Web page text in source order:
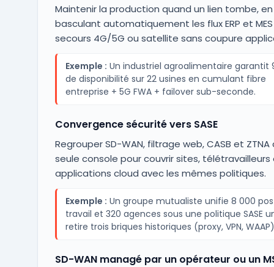
Maintenir la production quand un lien tombe, en
basculant automatiquement les flux ERP et MES
secours 4G/5G ou satellite sans coupure
Exemple : Un industriel agroalimentaire garantit
de disponibilité sur 22 usines en cumulant fibre
entreprise + 5G FWA + failover sub-seconde.
Convergence sécurité vers SASE
Regrouper SD-WAN, filtrage web, CASB et
seule console pour couvrir sites, télétravailleurs
applications cloud avec les mêmes politiques.
Exemple : Un groupe mutualiste unifie 8 000
travail et 320 agences sous une politique SASE
retire trois briques historiques (proxy, VPN,
SD-WAN managé par un opérateur ou un